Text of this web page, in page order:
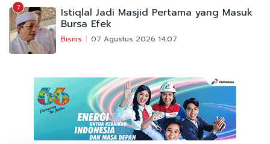
7 Istiqlal Jadi Masjid Pertama yang Masuk
Bursa Efek
Bisnis 07 Agustus 2026 14:07